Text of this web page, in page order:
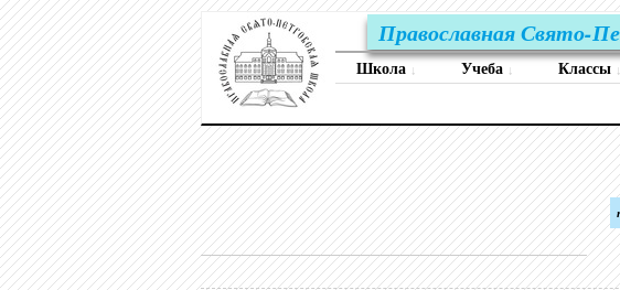
Православная Свято-
Школа ↓ Учеба ↓ Классы ↓